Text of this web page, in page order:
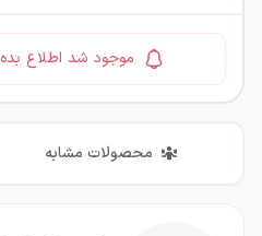
موجود شد اطلاع بده
محصولات مشابه